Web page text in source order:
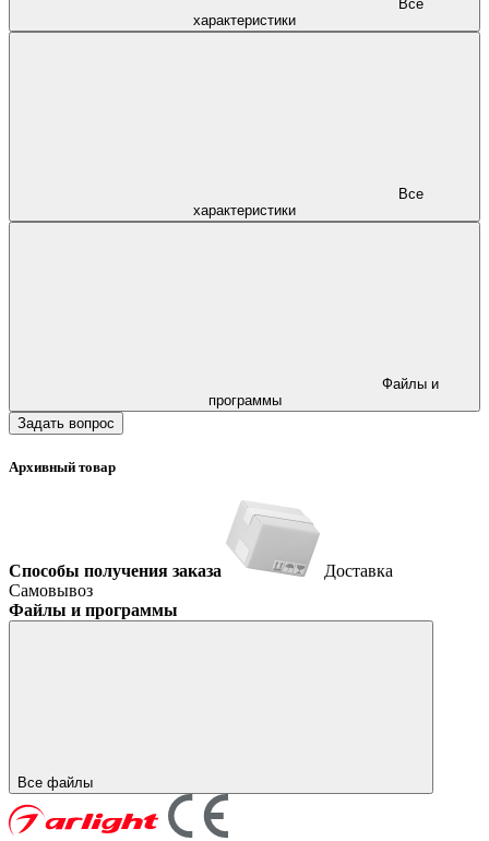
характеристики
характеристики
программы
Задать вопрос
Архивный товар
Способы получения заказа
Доставка
Самовывоз
Файлы и программы
Все файлы